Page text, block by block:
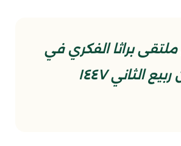
براثا الفكري في
جامع براثا المعظم في بغداد في السابع عشر من ربيع الثاني ١٤٤٧